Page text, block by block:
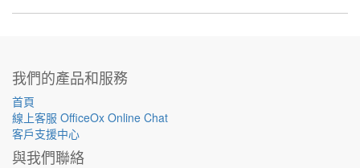
我們的產品和服務
首頁
線上客服 OfficeOx Online Chat
客戶支援中心
與我們聯絡